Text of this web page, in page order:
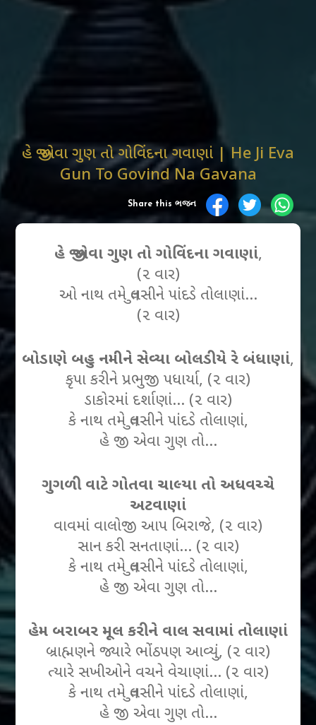
હે જી એવા ગુણ તો ગોવિંદના ગવાણાં | He Ji Eva
Gun To Govind Na Gavana
Share this ભજન
હે જી એવા ગુણ તો ગોવિંદના ગવાણાં,
(૨ વાર)
ઓ નાથ તમે તુલસીને પાંદડે તોલાણાં…
(૨ વાર)
બોડાણે બહુ નમીને સેવ્યા બોલડીયે રે બંધાણાં,
કૃપા કરીને પ્રભુજી પધાર્યા, (૨ વાર)
ડાકોરમાં દર્શાણાં… (૨ વાર)
કે નાથ તમે તુલસીને પાંદડે તોલાણાં,
હે જી એવા ગુણ તો…
ગુગળી વાટે ગોતવા ચાલ્યા તો અધવચ્ચે
અટવાણાં
વાવમાં વાલોજી આપ બિરાજે, (૨ વાર)
સાન કરી સનતાણાં… (૨ વાર)
કે નાથ તમે તુલસીને પાંદડે તોલાણાં,
હે જી એવા ગુણ તો…
હેમ બરાબર મૂલ કરીને વાલ સવામાં તોલાણાં
બ્રાહ્મણને જ્યારે ભોંઠપણ આવ્યું, (૨ વાર)
ત્યારે સખીઓને વચને વેચાણાં… (૨ વાર)
કે નાથ તમે તુલસીને પાંદડે તોલાણાં,
હે જી એવા ગુણ તો…